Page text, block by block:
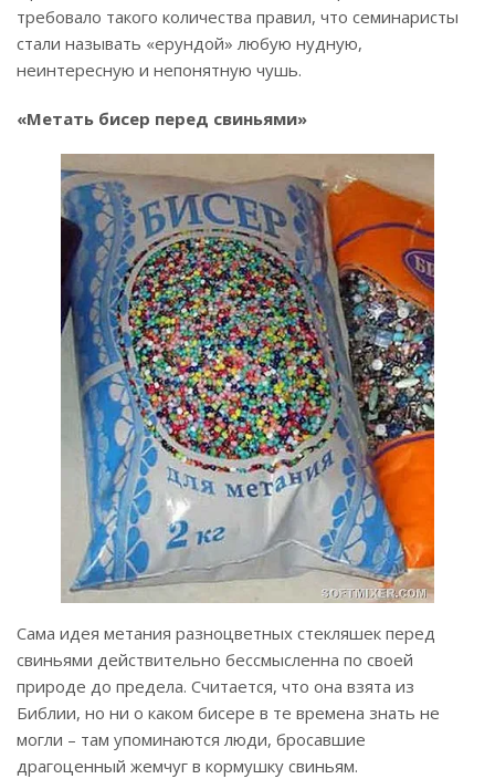
требовало такого количества правил, что семинаристы
стали называть «ерундой» любую нудную,
неинтересную и непонятную чушь.
«Метать бисер перед свиньями»
Сама идея метания разноцветных стекляшек перед
свиньями действительно бессмысленна по своей
природе до предела. Считается, что она взята из
Библии, но ни о каком бисере в те времена знать не
могли – там упоминаются люди, бросавшие
драгоценный жемчуг в кормушку свиньям.